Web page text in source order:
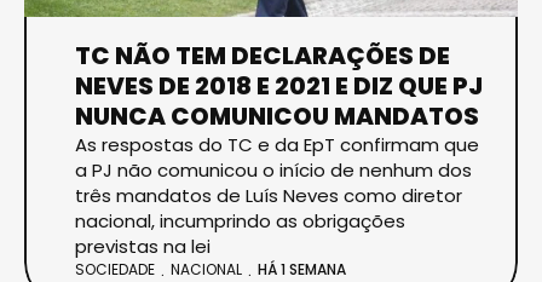
TC NÃO TEM DECLARAÇÕES DE
NEVES DE 2018 E 2021 E DIZ QUE PJ
NUNCA COMUNICOU MANDATOS
As respostas do TC e da EpT confirmam que
a PJ não comunicou o início de nenhum dos
três mandatos de Luís Neves como diretor
nacional, incumprindo as obrigações
previstas na lei
SOCIEDADE NACIONAL HÁ 1 SEMANA